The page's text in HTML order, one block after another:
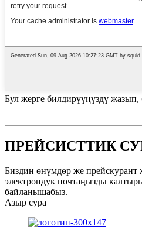
Бул жерге билдирүүңүздү жазып,
ПРЕЙСИСТТИК
Биздин өнүмдөр же прейскурант
электрондук почтаңызды
байланышабыз.
Азыр сура